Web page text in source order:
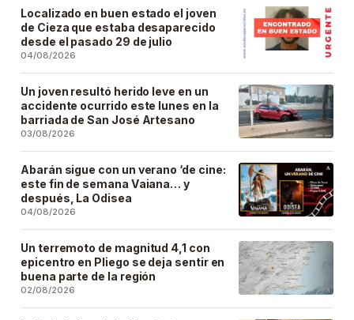
Localizado en buen estado el joven
de Cieza que estaba desaparecido
desde el pasado 29 de julio
04/08/2026
Un joven resultó herido leve en un
accidente ocurrido este lunes en la
barriada de San José Artesano
03/08/2026
Abarán sigue con un verano ‘de cine:
este fin de semana Vaiana… y
después, La Odisea
04/08/2026
Un terremoto de magnitud 4,1 con
epicentro en Pliego se deja sentir en
buena parte de la región
02/08/2026